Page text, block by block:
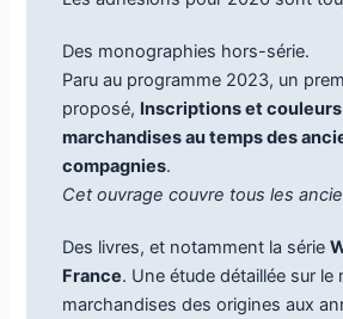
Des monographies hors-série.
Paru au programme 2023, un
proposé, Inscriptions et couleurs
marchandises au temps des
compagnies.
Cet ouvrage couvre tous les
Des livres, et notamment la série
France. Une étude détaillée sur le
marchandises des origines aux